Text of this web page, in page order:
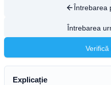
Întrebarea
Întrebarea
Explicație